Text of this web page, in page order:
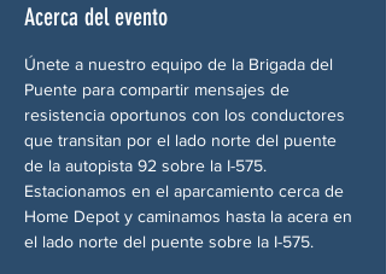
Acerca del evento
Únete a nuestro equipo de la Brigada del
Puente para compartir mensajes de
resistencia oportunos con los conductores
que transitan por el lado norte del puente
de la autopista 92 sobre la I-575.
Estacionamos en el aparcamiento cerca de
Home Depot y caminamos hasta la acera en
el lado norte del puente sobre la I-575.